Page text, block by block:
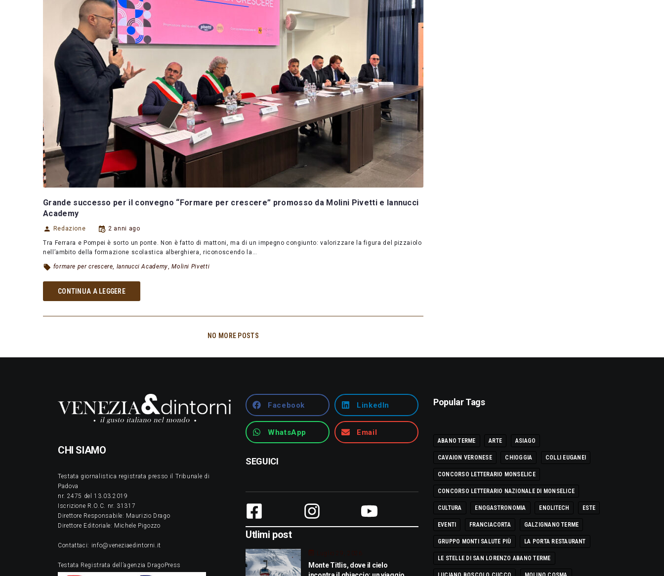
Grande successo per il convegno “Formare per crescere” promosso da Molini Pivetti e Iannucci
Academy
Redazione 2 anni ago
Tra Ferrara e Pompei è sorto un ponte. Non è fatto di mattoni, ma di un impegno congiunto: valorizzare la figura del pizzaiolo
nell’ambito della formazione scolastica alberghiera, riconoscendo la…
formare per crescere, Iannucci Academy,Molini Pivetti
CONTINUA A LEGGERE
NO MORE POSTS
CHI SIAMO
Testata giornalistica registrata presso il Tribunale di
Padova
nr. 2475 del 13.03.2019
Iscrizione R.O.C. nr. 31317
Direttore Responsabile: Maurizio Drago
Direttore Editoriale: Michele Pigozzo
Contattaci: info@veneziaedintorni.it
Testata Registrata dell’agenzia DragoPress
Facebook LinkedIn
WhatsApp Email
SEGUICI
Utlimi post
Luglio 29, 2026
Monte Titlis, dove il cielo
Popular Tags
ABANO TERME ARTE ASIAGO
CAVAION VERONESE CHIOGGIA COLLI EUGANEI
CONCORSO LETTERARIO MONSELICE
CONCORSO LETTERARIO NAZIONALE DI MONSELICE
CULTURA ENOGASTRONOMIA ENOLITECH ESTE
EVENTI FRANCIACORTA GALZIGNANO TERME
GRUPPO MONTI SALUTE PIÙ LA PORTA RESTAURANT
LE STELLE DI SAN LORENZO ABANO TERME